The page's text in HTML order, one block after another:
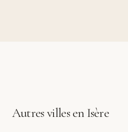
Autres villes en Isère